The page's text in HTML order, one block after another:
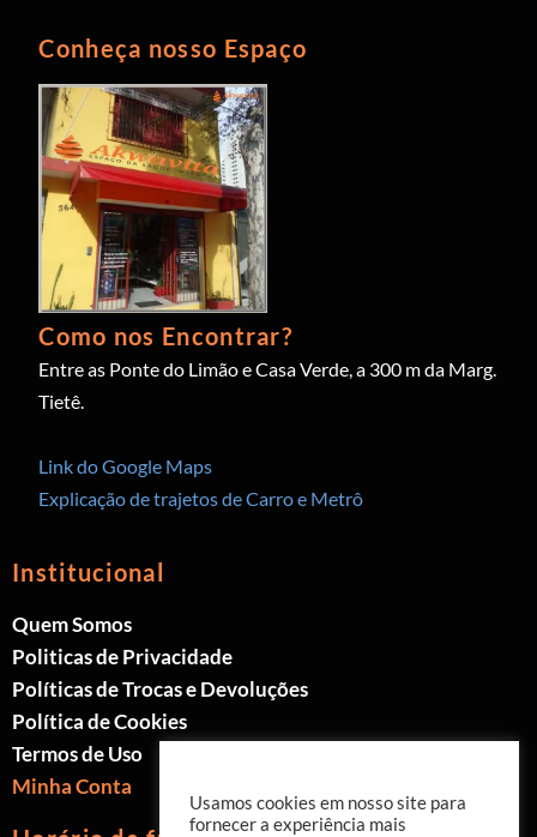
Conheça nosso Espaço
Como nos Encontrar?
Entre as Ponte do Limão e Casa Verde, a 300 m da Marg.
Tietê.
Link do Google Maps
Explicação de trajetos de Carro e Metrô
Institucional
Quem Somos
Politicas de Privacidade
Políticas de Trocas e Devoluções
Política de Cookies
Termos de Uso
Minha Conta
Usamos cookies em nosso site para
fornecer a experiência mais